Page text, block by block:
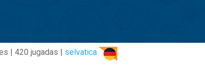
| 420 jugadas | selvatica